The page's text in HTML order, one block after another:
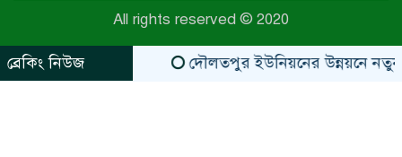
আদাচাকী দক্ষিণপাড়া ফ্রেন্ডস ক্লাবের
আয়োজনে ফুটবল টুর্নামেন্টের ফাইনাল
অনুষ্ঠিত
All rights reserved © 2020
ব্রেকিং নিউজ
দৌলতপুর ইউনিয়নের উন্নয়নে নতুন